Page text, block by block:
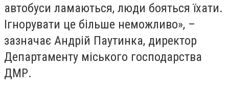
автобуси ламаються, люди бояться їхати.
Ігнорувати це більше неможливо», –
зазначає Андрій Паутинка, директор
Департаменту міського господарства
ДМР.